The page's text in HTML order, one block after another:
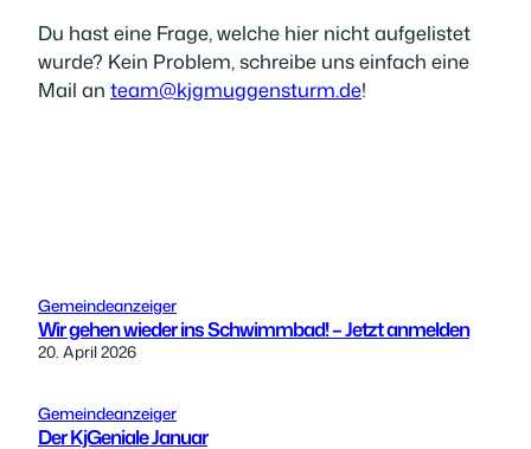
Du hast eine Frage, welche hier nicht aufgelistet
wurde? Kein Problem, schreibe uns einfach eine
Mail an team@kjgmuggensturm.de!
Gemeindeanzeiger
Wir gehen wieder ins Schwimmbad! – Jetzt anmelden
20. April 2026
Gemeindeanzeiger
Der KjGeniale Januar